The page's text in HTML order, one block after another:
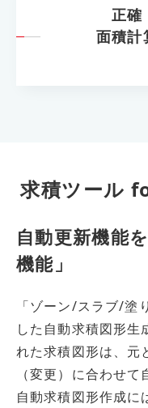
正確
面積計
求積ツール
自動更新機能
機能」
「ゾーン/スラブ/塗
した自動求積図形生
れた求積図形は、元
（変更）に合わせて
自動求積図形作成に